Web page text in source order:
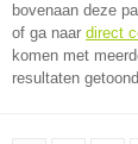
bovenaan deze
of ga naar direct
komen met
resultaten